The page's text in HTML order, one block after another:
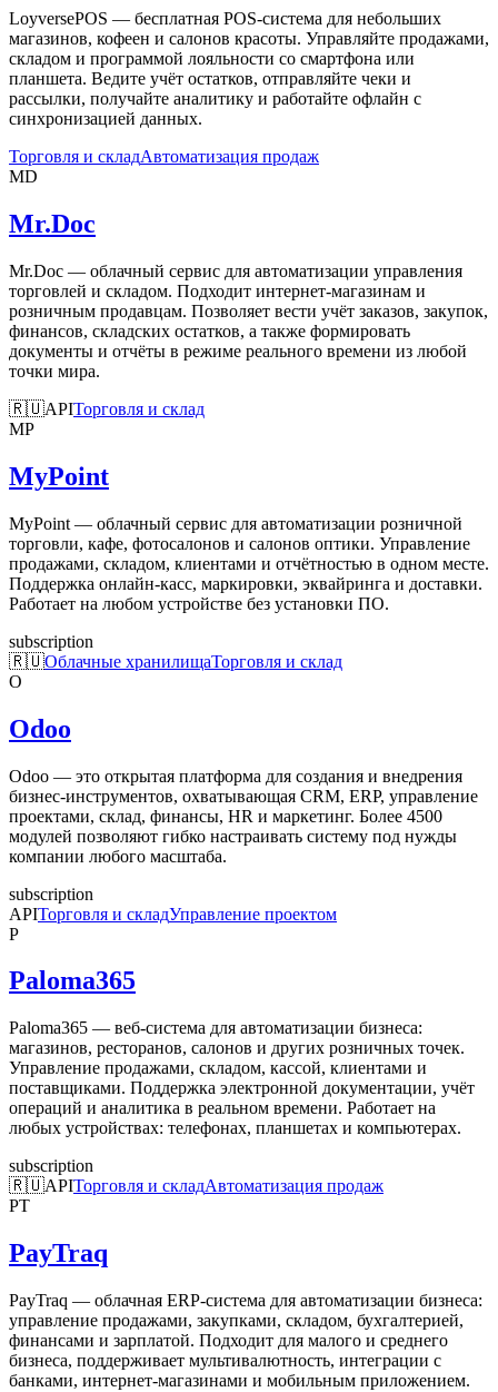
LoyversePOS — бесплатная POS-система для небольших
магазинов, кофеен и салонов красоты. Управляйте продажами,
складом и программой лояльности со смартфона или
планшета. Ведите учёт остатков, отправляйте чеки и
рассылки, получайте аналитику и работайте офлайн с
синхронизацией данных.
Торговля и складАвтоматизация продаж
MD
Mr.Doc
Mr.Doc — облачный сервис для автоматизации управления
торговлей и складом. Подходит интернет-магазинам и
розничным продавцам. Позволяет вести учёт заказов, закупок,
финансов, складских остатков, а также формировать
документы и отчёты в режиме реального времени из любой
точки мира.
🇷🇺APIТорговля и склад
MP
MyPoint
MyPoint — облачный сервис для автоматизации розничной
торговли, кафе, фотосалонов и салонов оптики. Управление
продажами, складом, клиентами и отчётностью в одном месте.
Поддержка онлайн-касс, маркировки, эквайринга и доставки.
Работает на любом устройстве без установки ПО.
subscription
🇷🇺Облачные хранилищаТорговля и склад
O
Odoo
Odoo — это открытая платформа для создания и внедрения
бизнес-инструментов, охватывающая CRM, ERP, управление
проектами, склад, финансы, HR и маркетинг. Более 4500
модулей позволяют гибко настраивать систему под нужды
компании любого масштаба.
subscription
APIТорговля и складУправление проектом
P
Paloma365
Paloma365 — веб-система для автоматизации бизнеса:
магазинов, ресторанов, салонов и других розничных точек.
Управление продажами, складом, кассой, клиентами и
поставщиками. Поддержка электронной документации, учёт
операций и аналитика в реальном времени. Работает на
любых устройствах: телефонах, планшетах и компьютерах.
subscription
🇷🇺APIТорговля и складАвтоматизация продаж
PT
PayTraq
PayTraq — облачная ERP-система для автоматизации бизнеса:
управление продажами, закупками, складом, бухгалтерией,
финансами и зарплатой. Подходит для малого и среднего
бизнеса, поддерживает мультивалютность, интеграции с
банками, интернет-магазинами и мобильным приложением.